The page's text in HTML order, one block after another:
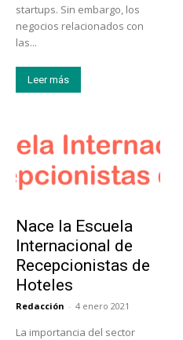
startups. Sin embargo, los
negocios relacionados con
las...
Leer más
Nace la Escuela
Internacional de
Recepcionistas de
Hoteles
Redacción - 4 enero 2021
La importancia del sector